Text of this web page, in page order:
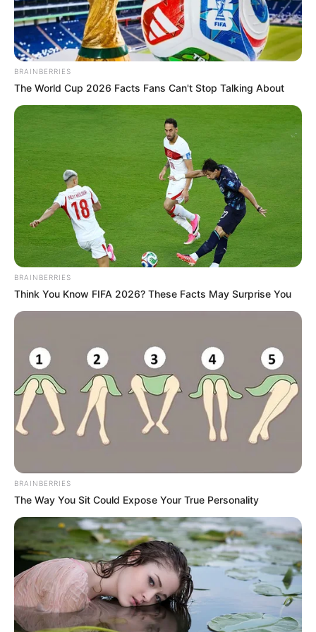
BRAINBERRIES
The World Cup 2026 Facts Fans Can't Stop Talking About
BRAINBERRIES
Think You Know FIFA 2026? These Facts May Surprise You
BRAINBERRIES
The Way You Sit Could Expose Your True Personality